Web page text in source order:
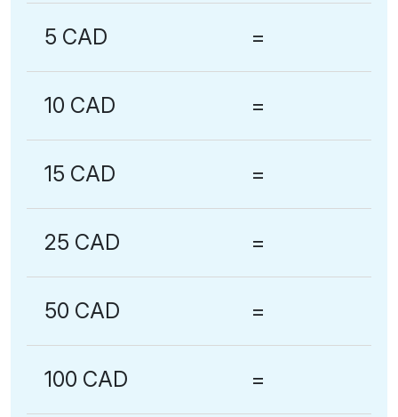
5 CAD =
10 CAD =
15 CAD =
25 CAD =
50 CAD =
100 CAD =